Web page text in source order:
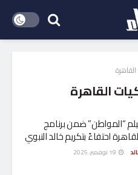
القاهرة
“المواطن” ضمن برنامج
احتفاءً بتكريم خالد النبوي